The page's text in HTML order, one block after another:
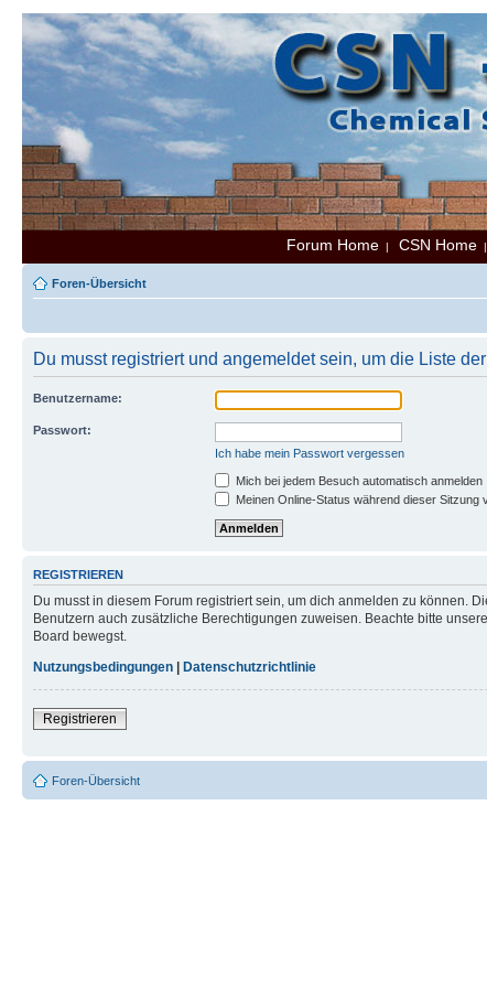
Forum Home | CSN Home
Foren-Übersicht
Du musst registriert und angemeldet sein, um die Liste
Benutzername:
Passwort:
Ich habe mein Passwort vergessen
Mich bei jedem Besuch automatisch anmelden
Meinen Online-Status während dieser Sitzung
REGISTRIEREN
Du musst in diesem Forum registriert sein, um dich anmelden zu können.
Benutzern auch zusätzliche Berechtigungen zuweisen. Beachte bitte
Board bewegst.
Nutzungsbedingungen | Datenschutzrichtlinie
Registrieren
Foren-Übersicht